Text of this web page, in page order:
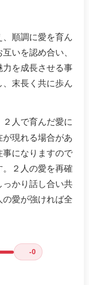
順調に愛を育ん
いを認め合い、
力を成長させる事
末長く共に歩ん
人で育んだ愛に
現れる場合があ
事になりますので
２人の愛を再確
かり話し合い共
愛が強ければ全
-0